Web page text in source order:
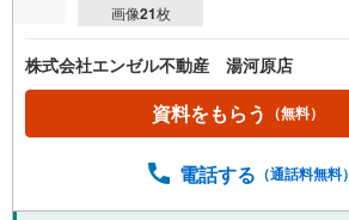
画像21枚
株式会社エンゼル不動産 湯河原店
資料をもらう （無料）
電話する （通話料無料）